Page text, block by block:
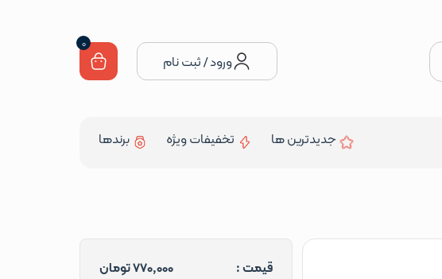
ورود / ثبت نام
0
جدیدترین ها تخفیفات ویژه برندها
قیمت : 770,000تومان